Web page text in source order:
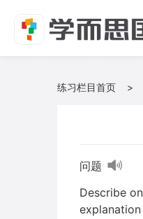
练习栏目首页 >
问题
Describe